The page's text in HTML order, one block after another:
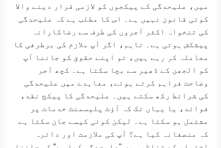
میں، علیحدگی کے پیکجوں کو لازمی قرار دینے والا
کوئی قانون نہیں ہے۔ اس کا مطلب ہے کہ علیحدگی
کی تنخواہ اکثر آجروں کی طرف سے رضاکارانہ
پیشکش ہوتی ہے۔ تاہم، اگر آپ ملازم کی برطرفی کا
معاملہ کر رہے ہیں، تو اپنے حقوق کو جاننا آپ
کو الجھن کے ڈھیر سے بچا سکتا ہے۔ کچھ آجر
وضاحت فراہم کرتے ہوئے، معاہدے میں علیحدگی
کی شرائط رکھ سکتے ہیں۔ علیحدگی کا پیکج نقد،
فوائد، یا یہاں تک کہ آؤٹ پلیسمنٹ خدمات پر
مشتمل ہو سکتا ہے۔ لیکن کوئی کیسے جان سکتا ہے
کہ منصفانہ کیا ہے؟ آپ کی ملازمت اور دائرہ